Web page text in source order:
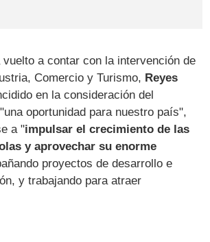
vuelto a contar con la intervención de
Comercio y Turismo, Reyes
en la consideración del
oportunidad para nuestro país",
a "impulsar el crecimiento de las
y aprovechar su enorme
proyectos de desarrollo e
y trabajando para atraer